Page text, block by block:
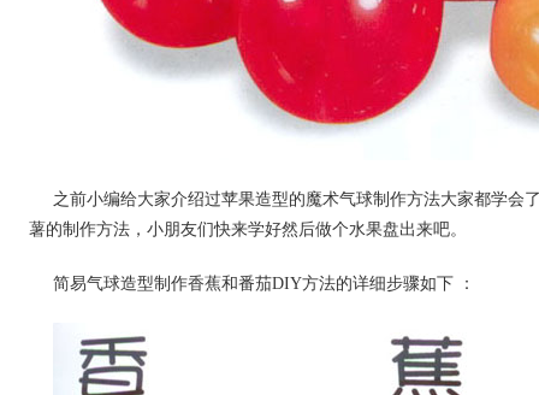
之前小编给大家介绍过苹果造型的魔术气球制作方法大家都学会
薯的制作方法，小朋友们快来学好然后做个水果盘出来吧。
简易气球造型制作香蕉和番茄DIY方法的详细步骤如下 ：